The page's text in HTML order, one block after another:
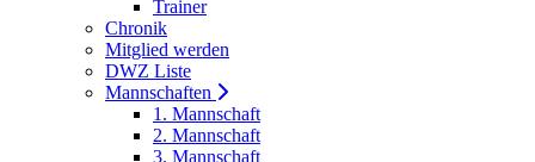
Trainer
Chronik
Mitglied werden
DWZ Liste
Mannschaften
1. Mannschaft
2. Mannschaft
3. Mannschaft